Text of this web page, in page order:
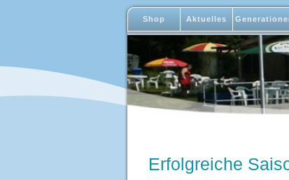
Shop Aktuelles
Erfolgreiche